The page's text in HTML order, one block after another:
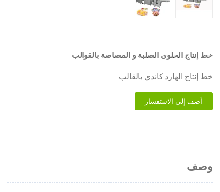
خط إنتاج الحلوى الصلبة و المصاصة بالقوالب
خط إنتاج الهارد كاندي بالقالب
أضف إلى الاستفسار
وصف